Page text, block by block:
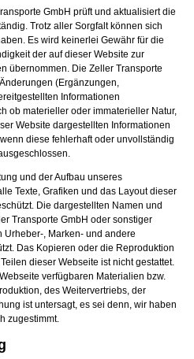
GmbH prüft und aktualisiert die
Trotz aller Sorgfalt können sich
Es wird keinerlei Gewähr für die
der auf dieser Website zur
übernommen. Die Zeller Transporte
(Ergänzungen,
Informationen
ob materieller oder immaterieller Natur,
Website dargestellten Informationen
diese fehlerhaft oder unvollständig
und der Aufbau unseres
Texte, Grafiken und das Layout dieser
Die dargestellten Namen und
Transporte GmbH oder sonstiger
Urheber-, Marken- und andere
Das Kopieren oder die Reproduktion
dieser Webseite ist nicht gestattet.
verfügbaren Materialien bzw.
des Weitervertriebs, der
ist untersagt, es sei denn, wir haben
zugestimmt.